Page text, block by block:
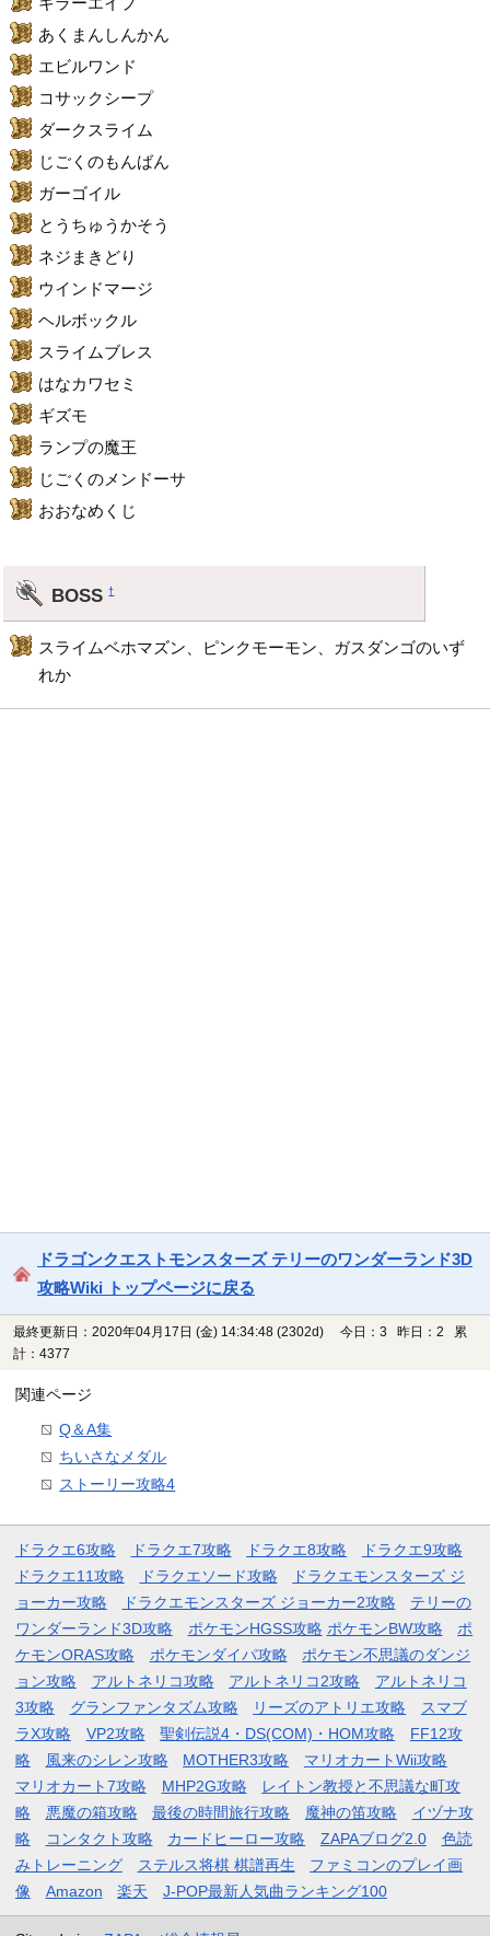
あくまんしんかん
エビルワンド
コサックシープ
ダークスライム
じごくのもんばん
ガーゴイル
とうちゅうかそう
ネジまきどり
ウインドマージ
ヘルボックル
スライムブレス
はなカワセミ
ギズモ
ランプの魔王
じごくのメンドーサ
おおなめくじ
BOSS†
スライムベホマズン、ピンクモーモン、ガスダンゴのいず
れか
ドラゴンクエストモンスターズ テリーのワンダーランド3D
攻略Wiki トップページに戻る
最終更新日：2020年04月17日 (金) 14:34:48 (2302d)
今日：3 昨日：2 累
計：4377
関連ページ
Q＆A集
ちいさなメダル
ストーリー攻略4
ドラクエ6攻略 ドラクエ7攻略 ドラクエ8攻略
ドラクエ9攻略
ドラクエ11攻略
ドラクエソード攻略
ドラクエモンスターズ ジ
ョーカー攻略
ドラクエモンスターズ ジョーカー2攻略
テリーの
ワンダーランド3D攻略
ポケモンHGSS攻略 ポケモンBW攻略
ポ
ケモンORAS攻略
ポケモンダイパ攻略
ポケモン不思議のダンジ
ョン攻略
アルトネリコ攻略 アルトネリコ2攻略
アルトネリコ
3攻略
グランファンタズム攻略 リーズのアトリエ攻略
スマブ
ラX攻略
VP2攻略 聖剣伝説4・DS(COM)・HOM攻略
FF12攻
略
風来のシレン攻略 MOTHER3攻略
マリオカートWii攻略
マリオカート7攻略
MHP2G攻略
レイトン教授と不思議な町攻
略
悪魔の箱攻略 最後の時間旅行攻略 魔神の笛攻略
イヅナ攻
略
コンタクト攻略 カードヒーロー攻略 ZAPAブログ2.0
色読
みトレーニング
ステルス将棋 棋譜再生
ファミコンのプレイ画
像
Amazon 楽天 J-POP最新人気曲ランキング100